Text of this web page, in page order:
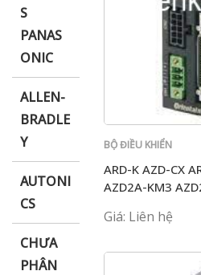
S
PANAS
ONIC
ALLEN-
BRADLE
Y
AUTONI
CS
CHƯA
PHÂN
BỘ ĐIỀU KHIỂN
ARD-K AZD-CX
AZD2A-KM3
Giá: Liên hệ